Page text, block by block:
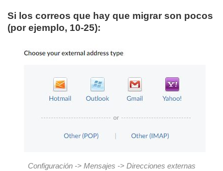
Si los correos que hay que migrar son pocos
(por ejemplo, 10-25):
Configuración -> Mensajes -> Direcciones externas